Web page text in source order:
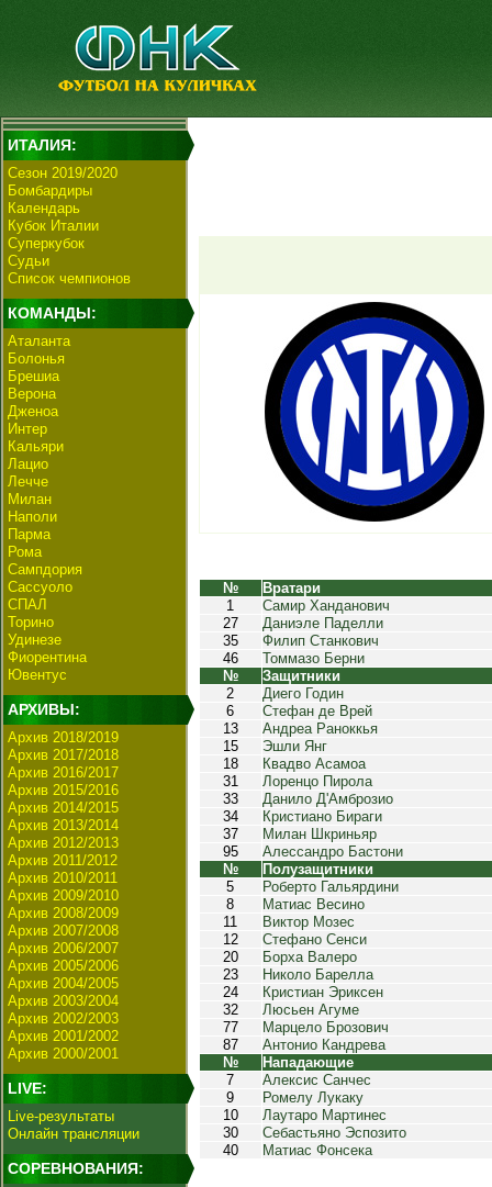
ИТАЛИЯ:
Сезон 2019/2020
Бомбардиры
Календарь
Кубок Италии
Суперкубок
Судьи
Список чемпионов
КОМАНДЫ:
Аталанта
Болонья
Брешиа
Верона
Дженоа
Интер
Кальяри
Лацио
Лечче
Милан
Наполи
Парма
Рома
Сампдория
Сассуоло
СПАЛ
Торино
Удинезе
Фиорентина
Ювентус
АРХИВЫ:
Архив 2018/2019
Архив 2017/2018
Архив 2016/2017
Архив 2015/2016
Архив 2014/2015
Архив 2013/2014
Архив 2012/2013
Архив 2011/2012
Архив 2010/2011
Архив 2009/2010
Архив 2008/2009
Архив 2007/2008
Архив 2006/2007
Архив 2005/2006
Архив 2004/2005
Архив 2003/2004
Архив 2002/2003
Архив 2001/2002
Архив 2000/2001
LIVE:
Live-результаты
Онлайн трансляции
СОРЕВНОВАНИЯ:
№
Вратари
1
Самир Ханданович
27
Даниэле Паделли
35
Филип Станкович
46
Томмазо Берни
№
Защитники
2
Диего Годин
6
Стефан де Врей
13
Андреа Раноккья
15
Эшли Янг
18
Квадво Асамоа
31
Лоренцо Пирола
33
Данило Д'Амброзио
34
Кристиано Бираги
37
Милан Шкриньяр
95
Алессандро Бастони
№
Полузащитники
5
Роберто Гальярдини
8
Матиас Весино
11
Виктор Мозес
12
Стефано Сенси
20
Борха Валеро
23
Николо Барелла
24
Кристиан Эриксен
32
Люсьен Агуме
77
Марцело Брозович
87
Антонио Кандрева
№
Нападающие
7
Алексис Санчес
9
Ромелу Лукаку
10
Лаутаро Мартинес
30
Себастьяно Эспозито
40
Матиас Фонсека